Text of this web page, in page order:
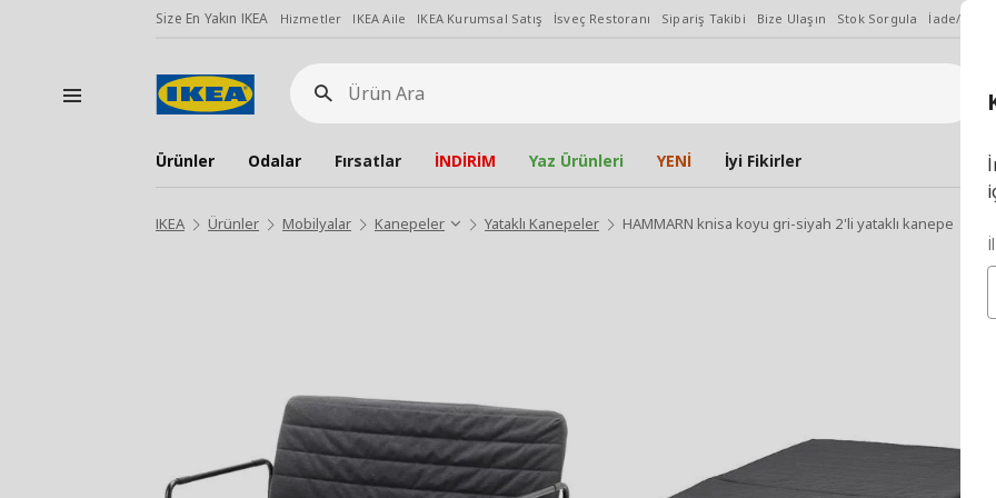
Size En Yakın IKEA Hizmetler IKEA Aile IKEA Kurumsal Satış İsveç Restoranı Sipariş Takibi Bize Ulaşın Stok Sorgula İade/
Ürün
Ara
Ürünler Odalar Fırsatlar İNDİRİM Yaz Ürünleri YENİ İyi Fikirler
IKEA Ürünler Mobilyalar Kanepeler Yataklı Kanepeler HAMMARN knisa koyu gri-siyah 2'li yataklı kanepe